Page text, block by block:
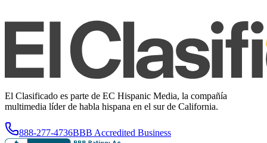
El Clasificado es parte de EC Hispanic Media, la compañía
multimedia líder de habla hispana en el sur de California.
888-277-4736BBB Accredited Business